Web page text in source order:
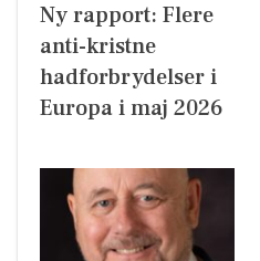
Ny rapport: Flere
anti-kristne
hadforbrydelser i
Europa i maj 2026